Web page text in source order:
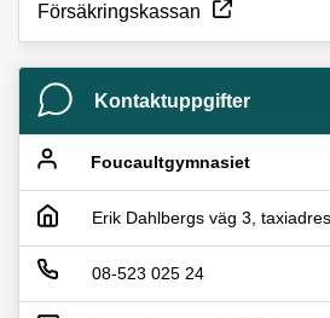
Kontaktuppgifter
Foucaultgymnasiet
Erik Dahlbergs väg 3,
08-523 025 24
y
t
t
f
s
t
n
t
t
f
ö
n
Försäkringskassan
p
n
n
y
t